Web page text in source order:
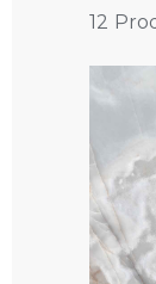
12